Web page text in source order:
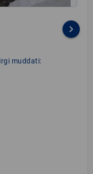
keyboard_arrow_right
muddati: